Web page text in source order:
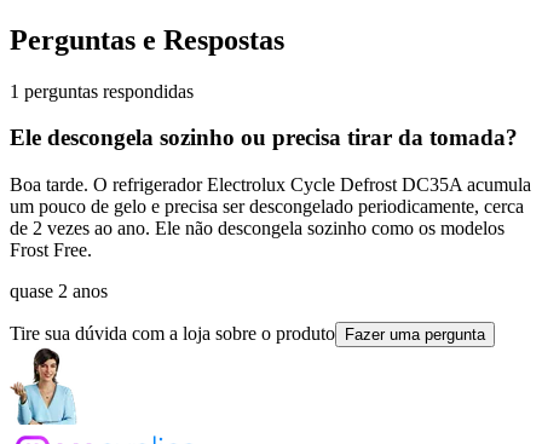
Perguntas e Respostas
1 perguntas respondidas
Ele descongela sozinho ou precisa tirar da tomada?
Boa tarde. O refrigerador Electrolux Cycle Defrost DC35A acumula
um pouco de gelo e precisa ser descongelado periodicamente, cerca
de 2 vezes ao ano. Ele não descongela sozinho como os modelos
Frost Free.
quase 2 anos
Tire sua dúvida com a loja sobre o produto Fazer uma pergunta